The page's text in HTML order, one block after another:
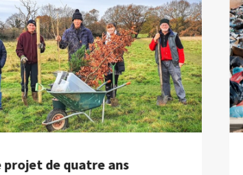
projet de quatre ans